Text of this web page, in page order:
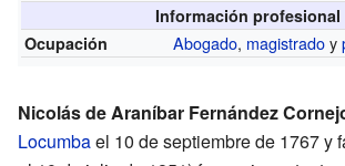
Información profesional
Ocupación
Abogado, magistradoy
Nicolás de Araníbar Fernández
Locumbael 10 de septiembre de 1767 y